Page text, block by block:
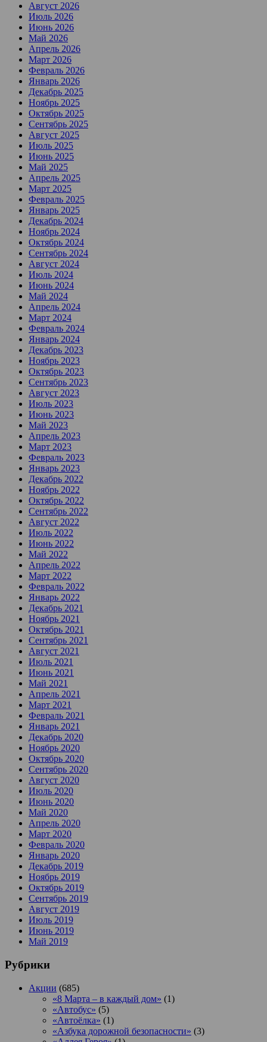
Август 2026
Июль 2026
Июнь 2026
Май 2026
Апрель 2026
Март 2026
Февраль 2026
Январь 2026
Декабрь 2025
Ноябрь 2025
Октябрь 2025
Сентябрь 2025
Август 2025
Июль 2025
Июнь 2025
Май 2025
Апрель 2025
Март 2025
Февраль 2025
Январь 2025
Декабрь 2024
Ноябрь 2024
Октябрь 2024
Сентябрь 2024
Август 2024
Июль 2024
Июнь 2024
Май 2024
Апрель 2024
Март 2024
Февраль 2024
Январь 2024
Декабрь 2023
Ноябрь 2023
Октябрь 2023
Сентябрь 2023
Август 2023
Июль 2023
Июнь 2023
Май 2023
Апрель 2023
Март 2023
Февраль 2023
Январь 2023
Декабрь 2022
Ноябрь 2022
Октябрь 2022
Сентябрь 2022
Август 2022
Июль 2022
Июнь 2022
Май 2022
Апрель 2022
Март 2022
Февраль 2022
Январь 2022
Декабрь 2021
Ноябрь 2021
Октябрь 2021
Сентябрь 2021
Август 2021
Июль 2021
Июнь 2021
Май 2021
Апрель 2021
Март 2021
Февраль 2021
Январь 2021
Декабрь 2020
Ноябрь 2020
Октябрь 2020
Сентябрь 2020
Август 2020
Июль 2020
Июнь 2020
Май 2020
Апрель 2020
Март 2020
Февраль 2020
Январь 2020
Декабрь 2019
Ноябрь 2019
Октябрь 2019
Сентябрь 2019
Август 2019
Июль 2019
Июнь 2019
Май 2019
Рубрики
Акции (685)
«8 Марта – в каждый дом» (1)
«Автобус» (5)
«Автоёлка» (1)
«Азбука дорожной безопасности» (3)